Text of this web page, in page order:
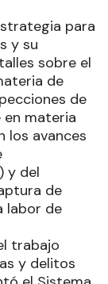
para
y su
sobre el
de
de
en materia
los avances
y del
de
labor de
trabajo
y delitos